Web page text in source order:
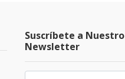
Suscríbete a Nuestro
Newsletter